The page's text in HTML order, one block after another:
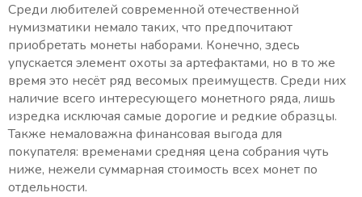
Среди любителей современной отечественной
нумизматики немало таких, что предпочитают
приобретать монеты наборами. Конечно, здесь
упускается элемент охоты за артефактами, но в то же
время это несёт ряд весомых преимуществ. Среди них
наличие всего интересующего монетного ряда, лишь
изредка исключая самые дорогие и редкие образцы.
Также немаловажна финансовая выгода для
покупателя: временами средняя цена собрания чуть
ниже, нежели суммарная стоимость всех монет по
отдельности.